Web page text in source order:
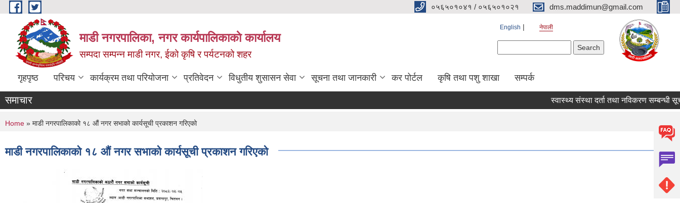
Skip to main content ०५६५०१०४१ / ०५६५०१०२१ dms.maddimun@gmail.com
माडी नगरपालिका, नगर कार्यपालिकाकाे कार्यालय
सम्पदा सम्पन्न माडी नगर, ईको कृषि र पर्यटनको शहर
English नेपाली
गृहपृष्ठ परिचय कार्यक्रम तथा परियोजना प्रतिवेदन विधुतीय शुसासन सेवा सूचना तथा जानकारी कर पोर्टल कृषि तथा पशु शाखा सम्पर्क
समाचार स्वास्थ्य संस्था दर्ता तथा नविकरण सम्बन्धी सूचना
You are here
Home » माडी नगरपालिकाको १८ औं नगर सभाको कार्यसूची प्रकाशन गरिएको
माडी नगरपालिकाको १८ औं नगर सभाको कार्यसूची प्रकाशन गरिएको